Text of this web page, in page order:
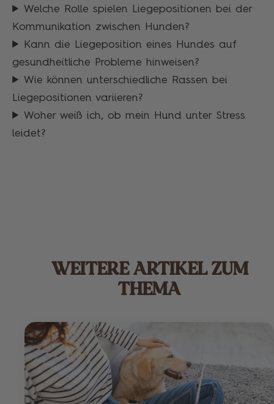
Welche Rolle spielen Liegepositionen bei der
Kommunikation zwischen Hunden?
Kann die Liegeposition eines Hundes auf
gesundheitliche Probleme hinweisen?
Wie können unterschiedliche Rassen bei
Liegepositionen variieren?
Woher weiß ich, ob mein Hund unter Stress
leidet?
WEITERE ARTIKEL ZUM
THEMA